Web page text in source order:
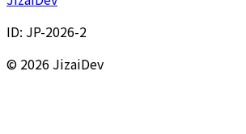
ID: JP-2026-2
© 2026 JizaiDev